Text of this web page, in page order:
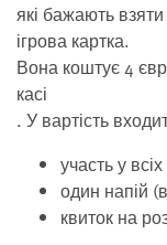
які бажають взяти
ігрова картка.
Вона коштує 4
касі
. У вартість
участь у
один напій
квиток на